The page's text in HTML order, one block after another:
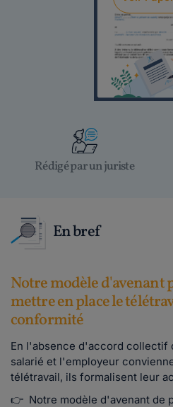
Rédigé par un juriste
En bref
Notre modèle d'avenant
mettre en place le
conformité
En l'absence d'accord collectif
salarié et l'employeur
télétravail, ils formalisent leur
👉 Notre modèle d'avenant de